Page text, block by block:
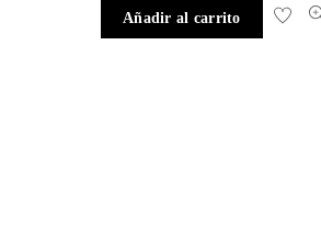
Añadir al carrito